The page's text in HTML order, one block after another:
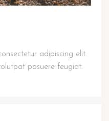
adipiscing elit.
posuere feugiat.